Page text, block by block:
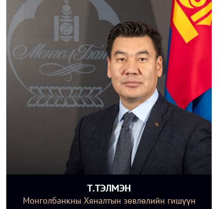
Т.ТЭЛМЭН
Монголбанкны Хяналтын зөвлөлийн гишүүн